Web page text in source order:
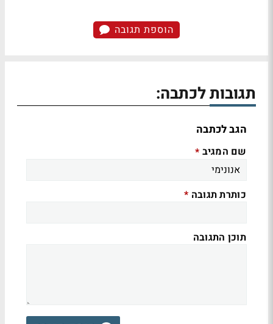
הוספת תגובה
תגובות לכתבה:
הגב לכתבה
שם המגיב *
כותרת תגובה *
תוכן התגובה